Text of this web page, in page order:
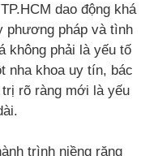
dao động khá
phương pháp và tình
không phải là yếu tố
nha khoa uy tín, bác
rõ ràng mới là yếu
trình niềng răng